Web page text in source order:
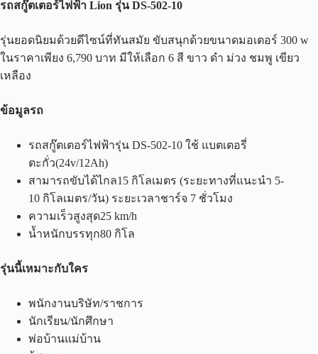
รถสกู๊ตเตอร์ไฟฟ้า Lion รุ่นDS-502-10
รุ่นยอดนิยมด้วยดีไซน์ที่ทันสมัย ขับสนุกด้วยขนาดมอเตอร์ 300 w
ในราคาเพียง 6,790 บาท มีให้เลือก 6 สี ขาว ดำ ม่วง ชมพู เขียว
เหลือง
ข้อมูลรถ
รถสกู๊ตเตอร์ไฟฟ้ารุ่น DS-502-10 ใช้ แบตเตอรี่
ตะกั่ว(24v/12Ah)
สามารถขับได้ไกล15 กิโลเมตร (ระยะทางที่แนะนำ 5-
10 กิโลเมตร/วัน) ระยะเวลาชาร์จ 7 ชั่วโมง
ความเร็วสูงสุด25 km/h
น้ำหนักบรรทุก80 กิโล
รุ่นนี้เหมาะกับใคร
พนักงานบริษัท/ราชการ
นักเรียน/นักศึกษา
พ่อบ้านแม่บ้าน